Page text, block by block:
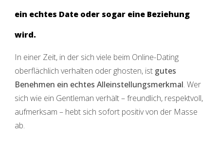
ein echtes Date oder sogar eine Beziehung
wird.
In einer Zeit, in der sich viele beim Online-Dating
oberflächlich verhalten oder ghosten, ist gutes
Benehmen ein echtes Alleinstellungsmerkmal. Wer
sich wie ein Gentleman verhält – freundlich, respektvoll,
aufmerksam – hebt sich sofort positiv von der Masse
ab.